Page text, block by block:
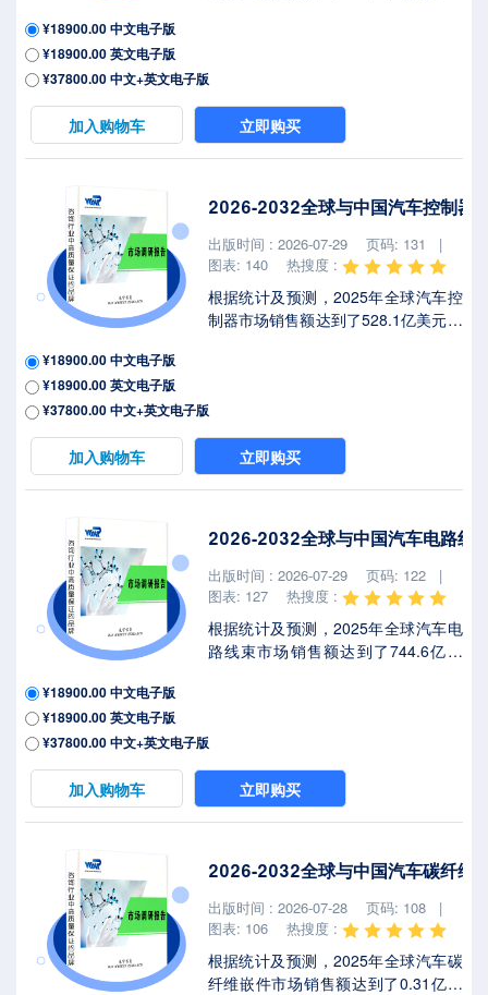
地区层面来看，中国市场在过去几年
变化较快，2025年市场规模为 百万美
元，约占全球的 %，预计2032年将达
到 百万美元，届时全球占比将达到
格局带来显著不确定性，本报告将深
入解析最新关税调整及各国应对战略
对新能源汽车整车控制器（VCU）市
场竞争态势、区域经济联动及供应链
重...
¥18900.00 中文电子版
¥18900.00 英文电子版
¥37800.00 中文+英文电子版
加入购物车 立即购买
2026-2032全球与中国汽车控制器
出版时间 : 2026-07-29
页码: 131 |
图表: 140
热搜度 :
根据统计及预测，2025年全球汽车控
制器市场销售额达到了528.1亿美元，
看，中国市场在过去几年变化较快，
2025年市场规模为 百万美元，约占全
球的 %，预计2032年将达到 百万美
元，届时全球占比将达到 %。2025年
著不确定性，本报告将深入解析最新
关税调整及各国应对战略对汽车控制
器市场竞争态势、区域经济联动及供
应链重构的潜在影响。汽车控制器是
指安装在汽车各...
¥18900.00 中文电子版
¥18900.00 英文电子版
¥37800.00 中文+英文电子版
加入购物车 立即购买
2026-2032全球与中国汽车电路线
出版时间 : 2026-07-29
页码: 122 |
图表: 127
热搜度 :
根据统计及预测，2025年全球汽车电
路线束市场销售额达到了744.6亿美
看，中国市场在过去几年变化较快，
2025年市场规模为 百万美元，约占全
球的 %，预计2032年将达到 百万美
元，届时全球占比将达到 %。2025年
著不确定性，本报告将深入解析最新
关税调整及各国应对战略对汽车电路
线束市场竞争态势、区域经济联动及
供应链重构的潜在影响。汽车电路线
束是指按照...
¥18900.00 中文电子版
¥18900.00 英文电子版
¥37800.00 中文+英文电子版
加入购物车 立即购买
2026-2032全球与中国汽车碳纤维
出版时间 : 2026-07-28
页码: 108 |
图表: 106
热搜度 :
根据统计及预测，2025年全球汽车碳
纤维嵌件市场销售额达到了0.31亿美